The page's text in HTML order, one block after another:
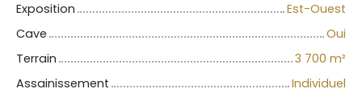
Exposition
Est-Ouest
Cave
Oui
Terrain
3 700 m²
Assainissement
Individuel